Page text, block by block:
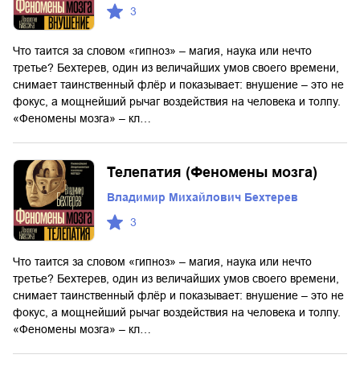
3
Что таится за словом «гипноз» – магия, наука или нечто
третье? Бехтерев, один из величайших умов своего времени,
снимает таинственный флёр и показывает: внушение – это не
фокус, а мощнейший рычаг воздействия на человека и толпу.
«Феномены мозга» – кл…
Телепатия (Феномены мозга)
Владимир Михайлович Бехтерев
3
Что таится за словом «гипноз» – магия, наука или нечто
третье? Бехтерев, один из величайших умов своего времени,
снимает таинственный флёр и показывает: внушение – это не
фокус, а мощнейший рычаг воздействия на человека и толпу.
«Феномены мозга» – кл…